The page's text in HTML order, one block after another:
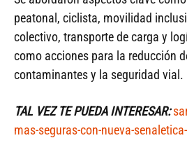
peatonal, ciclista, movilidad
colectivo, transporte de carga y
como acciones para la reducción
contaminantes y la seguridad vial.
TAL VEZ TE PUEDA INTERESAR:
mas-seguras-con-nueva-